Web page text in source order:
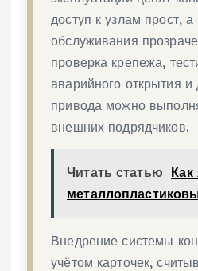
доступ к узлам прост,
обслуживания
проверка крепежа,
аварийного открытия и
привода можно
внешних подрядчиков.
Читать статью Как
Внедрение системы
учётом карточек,